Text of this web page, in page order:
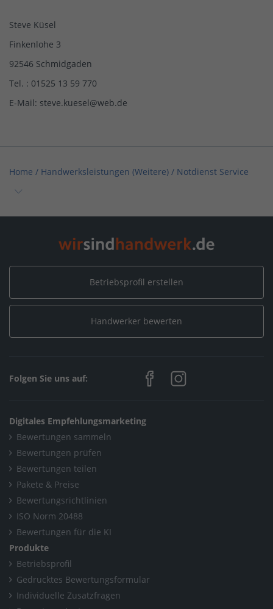
Steve Küsel
Finkenlohe 3
92546 Schmidgaden
Tel. : 01525 13 59 770
E-Mail: steve.kuesel@web.de
Home / Handwerksleistungen (Weitere) / Notdienst Service
Home / Bayern / Schmidgaden / Notdienst Service
Betriebsprofil erstellen
Handwerker bewerten
Folgen Sie uns auf:
Digitales Empfehlungsmarketing
Bewertungen sammeln
Bewertungen prüfen
Bewertungen teilen
Pakete & Preise
Bewertungsrichtlinien
ISO Norm 20488
Bewertungen für die KI
Produkte
Betriebsprofil
Gedrucktes Bewertungsformular
Individuelle Zusatzfragen